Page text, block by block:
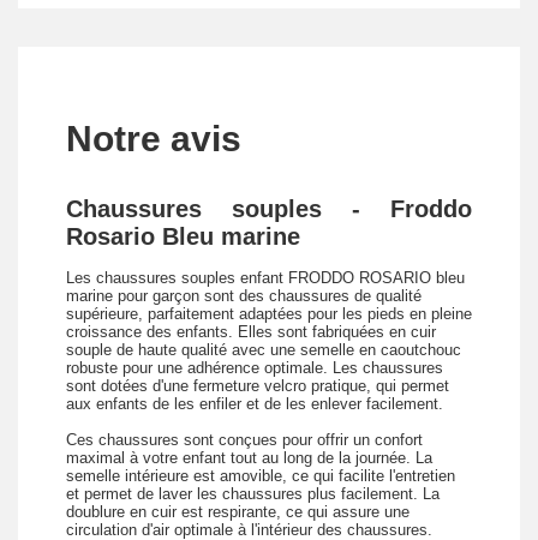
Notre avis
Chaussures souples - Froddo
Rosario Bleu marine
Les chaussures souples enfant FRODDO ROSARIO bleu
marine pour garçon sont des chaussures de qualité
supérieure, parfaitement adaptées pour les pieds en pleine
croissance des enfants. Elles sont fabriquées en cuir
souple de haute qualité avec une semelle en caoutchouc
robuste pour une adhérence optimale. Les chaussures
sont dotées d'une fermeture velcro pratique, qui permet
aux enfants de les enfiler et de les enlever facilement.
Ces chaussures sont conçues pour offrir un confort
maximal à votre enfant tout au long de la journée. La
semelle intérieure est amovible, ce qui facilite l'entretien
et permet de laver les chaussures plus facilement. La
doublure en cuir est respirante, ce qui assure une
circulation d'air optimale à l'intérieur des chaussures.